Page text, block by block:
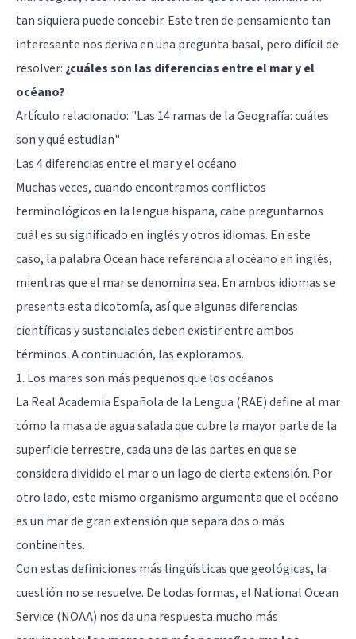
tan siquiera puede concebir. Este tren de pensamiento tan
interesante nos deriva en una pregunta basal, pero difícil de
resolver: ¿cuáles son las diferencias entre el mar y el
océano?
Artículo relacionado: "Las 14 ramas de la Geografía: cuáles
son y qué estudian"
Las 4 diferencias entre el mar y el océano
Muchas veces, cuando encontramos conflictos
terminológicos en la lengua hispana, cabe preguntarnos
cuál es su significado en inglés y otros idiomas. En este
caso, la palabra Ocean hace referencia al océano en inglés,
mientras que el mar se denomina sea. En ambos idiomas se
presenta esta dicotomía, así que algunas diferencias
científicas y sustanciales deben existir entre ambos
términos. A continuación, las exploramos.
1. Los mares son más pequeños que los océanos
La Real Academia Española de la Lengua (RAE) define al mar
cómo la masa de agua salada que cubre la mayor parte de la
superficie terrestre, cada una de las partes en que se
considera dividido el mar o un lago de cierta extensión. Por
otro lado, este mismo organismo argumenta que el océano
es un mar de gran extensión que separa dos o más
continentes.
Con estas definiciones más lingüísticas que geológicas, la
cuestión no se resuelve. De todas formas, el National Ocean
Service (NOAA) nos da una respuesta mucho más